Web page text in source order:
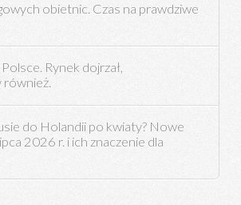
obietnic. Czas na prawdziwe
Rynek dojrzał,
również.
do Holandii po kwiaty? Nowe
2026 r. i ich znaczenie dla